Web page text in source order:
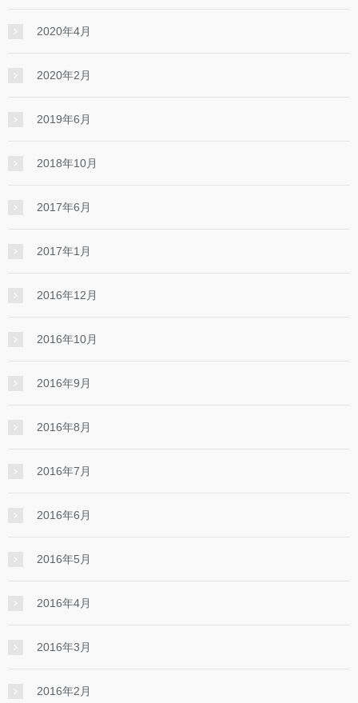
2020年4月
2020年2月
2019年6月
2018年10月
2017年6月
2017年1月
2016年12月
2016年10月
2016年9月
2016年8月
2016年7月
2016年6月
2016年5月
2016年4月
2016年3月
2016年2月